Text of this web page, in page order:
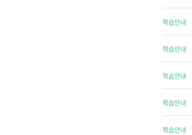
학습안내
학습안내
학습안내
학습안내
학습안내